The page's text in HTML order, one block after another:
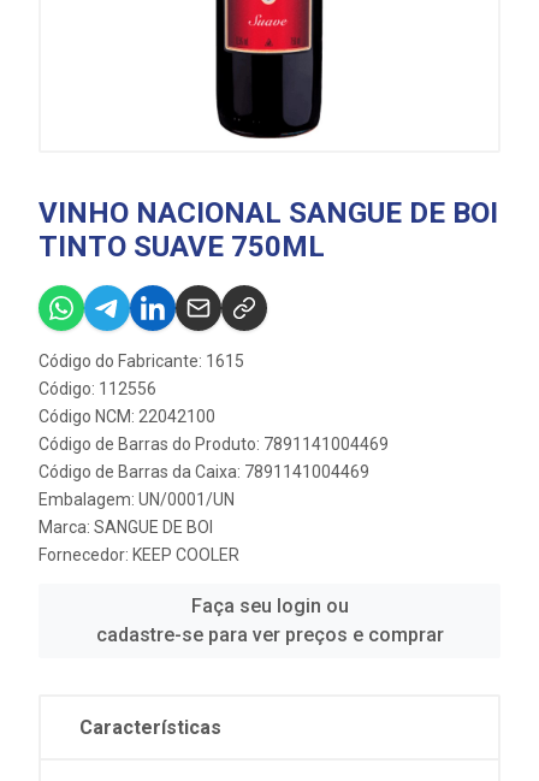
VINHO NACIONAL SANGUE DE BOI
TINTO SUAVE 750ML
Código do Fabricante: 1615
Código: 112556
Código NCM: 22042100
Código de Barras do Produto: 7891141004469
Código de Barras da Caixa: 7891141004469
Embalagem: UN/0001/UN
Marca: SANGUE DE BOI
Fornecedor: KEEP COOLER
Faça seu login ou
cadastre-se para ver preços e comprar
Características